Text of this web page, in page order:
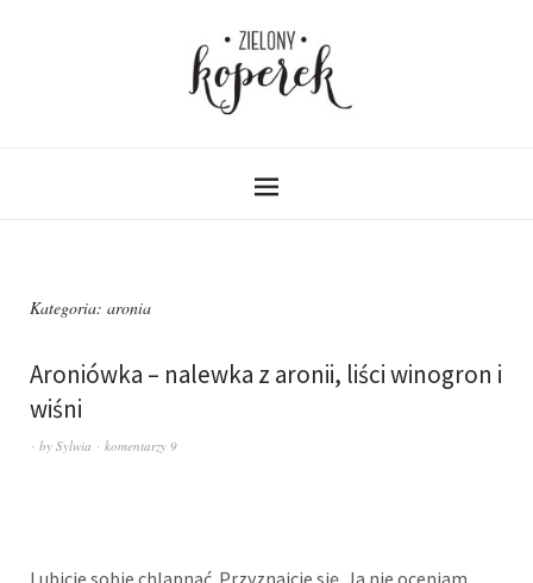
Kategoria: aronia
Aroniówka – nalewka z aronii, liści winogron i
wiśni
by Sylwia komentarzy 9
Lubicie sobie chlapnąć. Przyznajcie się. Ja nie oceniam.